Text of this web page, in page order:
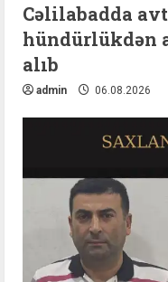
Cəlilabadda
hündürlükdən
alıb
admin 06.08.2026